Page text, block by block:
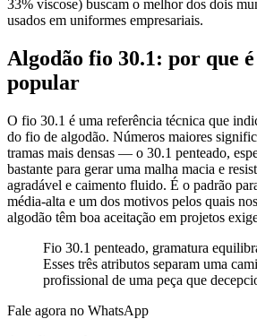
33% viscose) buscam o melhor dos dois
usados em uniformes empresariais.
Algodão fio 30.1: por que
popular
O fio 30.1 é uma referência técnica que
do fio de algodão. Números maiores
tramas mais densas — o 30.1 penteado,
bastante para gerar uma malha macia e
agradável e caimento fluido. É o padrão
média-alta e um dos motivos pelos quais
algodão têm boa aceitação em projetos
Fio 30.1 penteado, gramatura
Esses três atributos separam uma
profissional de uma peça que
Fale agora no WhatsApp